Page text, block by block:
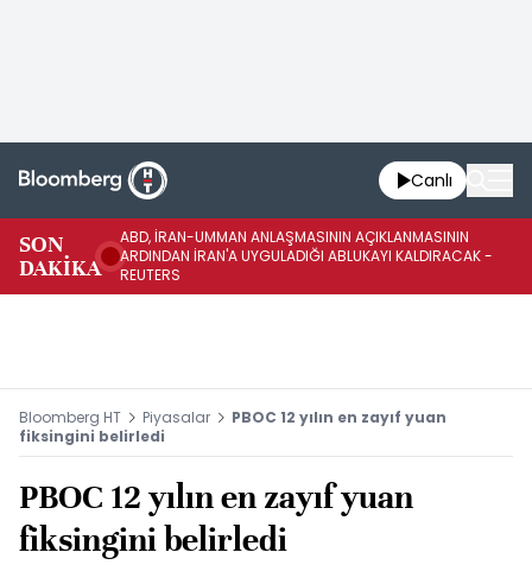
Canlı
SON
DAKİKA
ABD, İRAN-UMMAN ANLAŞMASININ AÇIKLANMASININ
ARDINDAN İRAN'A UYGULADIĞI ABLUKAYI KALDIRACAK -
REUTERS
Bloomberg HT Piyasalar
PBOC 12 yılın en zayıf yuan
fiksingini belirledi
PBOC 12 yılın en zayıf yuan
fiksingini belirledi